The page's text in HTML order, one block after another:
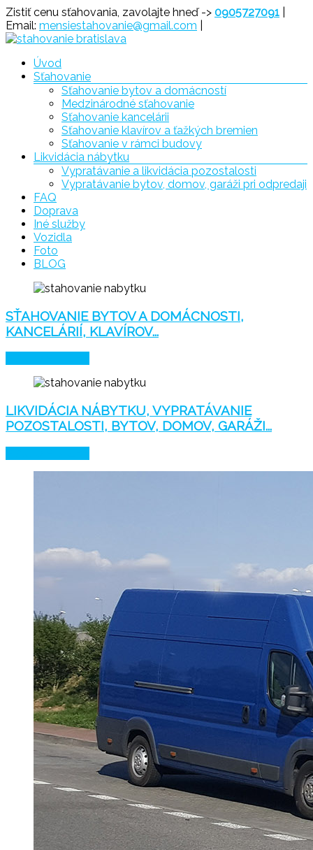
Prejsť
na
obsah
Zistiť cenu sťahovania, zavolajte hneď -> 0905727091
Email: mensiestahovanie@gmail.com
Sťahovanie
Bratislava
Menu Úvod
Sťahovanie
Sťahovanie bytov a domácností
Medzinárodné sťahovanie
Sťahovanie kancelárii
Sťahovanie klavírov a ťažkých bremien
Sťahovanie v rámci budovy
Likvidácia nábytku
Vypratávanie a likvidácia pozostalosti
Vypratávanie bytov, domov, garáži pri odpredaji
FAQ
Doprava
Iné služby
Vozidla
Foto
BLOG
SŤAHOVANIE BYTOV A DOMÁCNOSTI,
KANCELÁRIÍ, KLAVÍROV...
LIKVIDÁCIA NÁBYTKU, VYPRATÁVANIE
POZOSTALOSTI, BYTOV, DOMOV, GARÁŽI...